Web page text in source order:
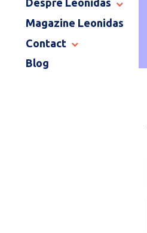
END OF SCHOOL
Despre Leonidas
POVESTEA LEONIDAS
CATALOG PAȘTE 2026
Magazine Leonidas
Contact
MAGAZINE LEONIDAS
Blog